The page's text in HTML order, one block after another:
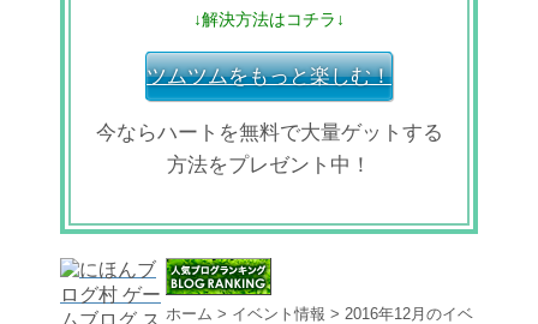
↓解決方法はコチラ↓
ツムツムをもっと楽しむ！
今ならハートを無料で大量ゲットする
方法をプレゼント中！
ホーム > イベント情報 > 2016年12月のイベ